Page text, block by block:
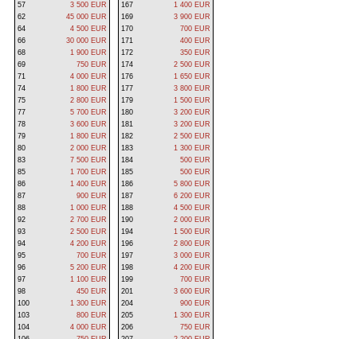
57
3 500 EUR
62
45 000 EUR
64
4 500 EUR
66
30 000 EUR
68
1 900 EUR
69
750 EUR
71
4 000 EUR
74
1 800 EUR
75
2 800 EUR
77
5 700 EUR
78
3 600 EUR
79
1 800 EUR
80
2 000 EUR
83
7 500 EUR
85
1 700 EUR
86
1 400 EUR
87
900 EUR
88
1 000 EUR
92
2 700 EUR
93
2 500 EUR
94
4 200 EUR
95
700 EUR
96
5 200 EUR
97
1 100 EUR
98
450 EUR
100
1 300 EUR
103
800 EUR
104
4 000 EUR
167
1 400 EUR
169
3 900 EUR
170
700 EUR
171
400 EUR
172
350 EUR
174
2 500 EUR
176
1 650 EUR
177
3 800 EUR
179
1 500 EUR
180
3 200 EUR
181
3 200 EUR
182
2 500 EUR
183
1 300 EUR
184
500 EUR
185
500 EUR
186
5 800 EUR
187
6 200 EUR
188
4 500 EUR
190
2 000 EUR
194
1 500 EUR
196
2 800 EUR
197
3 000 EUR
198
4 200 EUR
199
700 EUR
201
3 600 EUR
204
900 EUR
205
1 300 EUR
206
750 EUR